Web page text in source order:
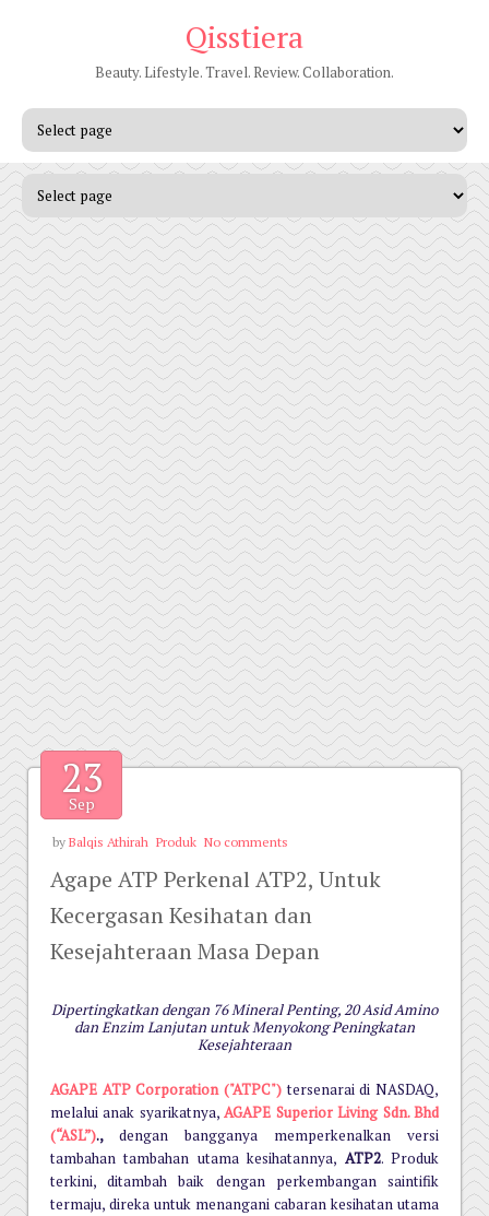
Qisstiera
Beauty. Lifestyle. Travel. Review. Collaboration.
23
Sep
by Balqis Athirah Produk No comments
Agape ATP Perkenal ATP2, Untuk
Kecergasan Kesihatan dan
Kesejahteraan Masa Depan
Dipertingkatkan dengan 76 Mineral Penting, 20 Asid Amino
dan Enzim Lanjutan untuk Menyokong Peningkatan
Kesejahteraan
AGAPE ATP Corporation ("ATPC") tersenarai di NASDAQ,
melalui anak syarikatnya,AGAPE Superior Living Sdn. Bhd
(“ASL”)., dengan bangganya memperkenalkan versi
tambahan tambahan utama kesihatannya, ATP2. Produk
terkini, ditambah baik dengan perkembangan saintifik
termaju, direka untuk menangani cabaran kesihatan utama